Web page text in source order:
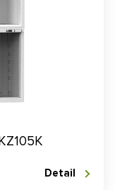
Detail